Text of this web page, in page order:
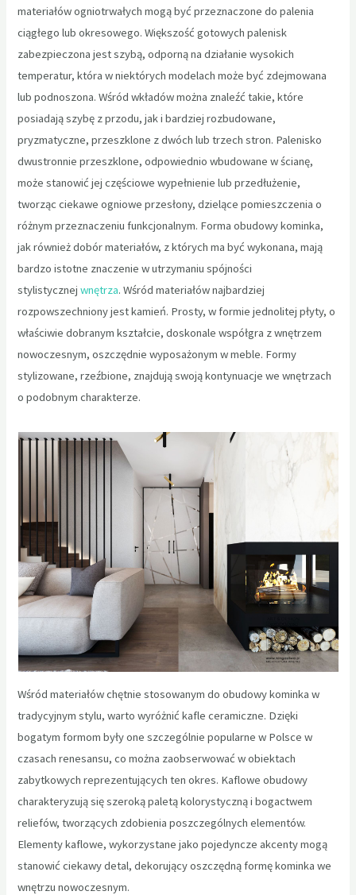
materiałów ogniotrwałych mogą być przeznaczone do palenia
ciągłego lub okresowego. Większość gotowych palenisk
zabezpieczona jest szybą, odporną na działanie wysokich
temperatur, która w niektórych modelach może być zdejmowana
lub podnoszona. Wśród wkładów można znaleźć takie, które
posiadają szybę z przodu, jak i bardziej rozbudowane,
pryzmatyczne, przeszklone z dwóch lub trzech stron. Palenisko
dwustronnie przeszklone, odpowiednio wbudowane w ścianę,
może stanowić jej częściowe wypełnienie lub przedłużenie,
tworząc ciekawe ogniowe przesłony, dzielące pomieszczenia o
różnym przeznaczeniu funkcjonalnym. Forma obudowy kominka,
jak również dobór materiałów, z których ma być wykonana, mają
bardzo istotne znaczenie w utrzymaniu spójności
stylistycznejwnętrza. Wśród materiałów najbardziej
rozpowszechniony jest kamień. Prosty, w formie jednolitej płyty, o
właściwie dobranym kształcie, doskonale współgra z wnętrzem
nowoczesnym, oszczędnie wyposażonym w meble. Formy
stylizowane, rzeźbione, znajdują swoją kontynuacje we wnętrzach
o podobnym charakterze.
Wśród materiałów chętnie stosowanym do obudowy kominka w
tradycyjnym stylu, warto wyróżnić kafle ceramiczne. Dzięki
bogatym formom były one szczególnie popularne w Polsce w
czasach renesansu, co można zaobserwować w obiektach
zabytkowych reprezentujących ten okres. Kaflowe obudowy
charakteryzują się szeroką paletą kolorystyczną i bogactwem
reliefów, tworzących zdobienia poszczególnych elementów.
Elementy kaflowe, wykorzystane jako pojedyncze akcenty mogą
stanowić ciekawy detal, dekorujący oszczędną formę kominka we
wnętrzu nowoczesnym.